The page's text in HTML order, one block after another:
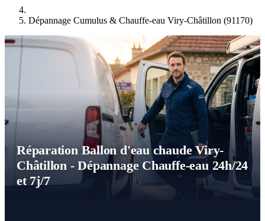
Dépannage Cumulus & Chauffe-eau Viry-Châtillon (91170)
Réparation Ballon d'eau chaude Viry-
Châtillon - Dépannage Chauffe-eau 24h/24
et 7j/7